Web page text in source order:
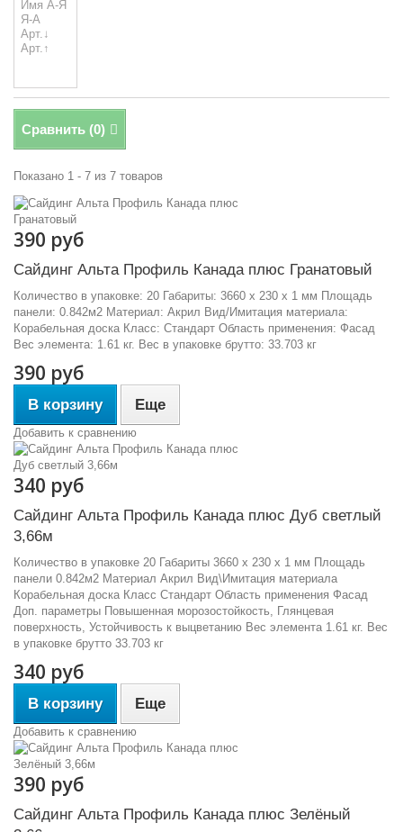
Сравнить (0)
Показано 1 - 7 из 7 товаров
390 руб
Сайдинг Альта Профиль Канада плюс Гранатовый
Количество в упаковке: 20 Габариты: 3660 x 230 x 1 мм Площадь
панели: 0.842м2 Материал: Акрил Вид/Имитация материала:
Корабельная доска Класс: Стандарт Область применения: Фасад
Вес элемента: 1.61 кг. Вес в упаковке брутто: 33.703 кг
390 руб
В корзину Еще
Добавить к сравнению
340 руб
Сайдинг Альта Профиль Канада плюс Дуб светлый
3,66м
Количество в упаковке 20 Габариты 3660 x 230 x 1 мм Площадь
панели 0.842м2 Материал Акрил Вид\Имитация материала
Корабельная доска Класс Стандарт Область применения Фасад
Доп. параметры Повышенная морозостойкость, Глянцевая
поверхность, Устойчивость к выцветанию Вес элемента 1.61 кг. Вес
в упаковке брутто 33.703 кг
340 руб
В корзину Еще
Добавить к сравнению
390 руб
Сайдинг Альта Профиль Канада плюс Зелёный